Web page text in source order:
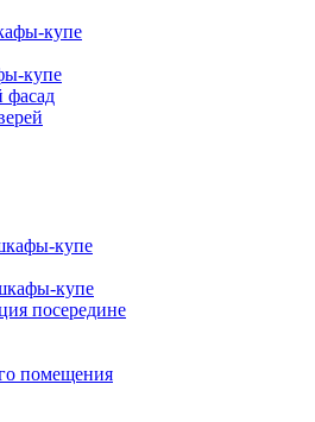
купе
купе
фасад
купе
купе
посередине
помещения